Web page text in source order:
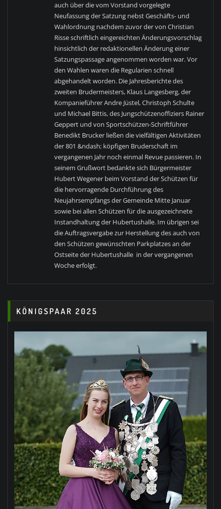
auch über die vom Vorstand vorgelegte
Neufassung der Satzung nebst Geschäfts- und
Wahlordnung nachdem zuvor der von Christian
Risse schriftlich eingereichten Änderungsvorschlag
hinsichtlich der redaktionellen Änderung einer
Satzungspassage angenommen worden war. Vor
den Wahlen waren die Regularien schnell
abgehandelt worden. Die Jahresberichte des
zweiten Brudermeisters, Klaus Langesberg, der
Kompanieführer Andre Jüstel, Christoph Schulte
und Michael Bittis, des Jungschützenoffiziers Rainer
Geppert und von Sportschützen-Schriftführer
Benedikt Brucker ließen die vielfältigen Aktivitäten
der 801 &ndash; köpfigen Bruderschaft im
vergangenen Jahr noch einmal Revue passieren. In
seinem Grußwort bedankte sich Bürgermeister
Hubert Wegener beim Vorstand der Schützen für
die hervorragende Durchführung des
Neujahrsempfangs der Gemeinde Mitte Januar
sowie bei allen Schützen für die ausgezeichnete
Instandhaltung der Hubertushalle. Im übrigen sei
die Auftragsvergabe zur Herstellung des auch von
den Schützen gewünschten Parkplatzes an der
Ostseite der Hubertushalle in der vergangenen
Woche erfolgt.
KÖNIGSPAAR 2025